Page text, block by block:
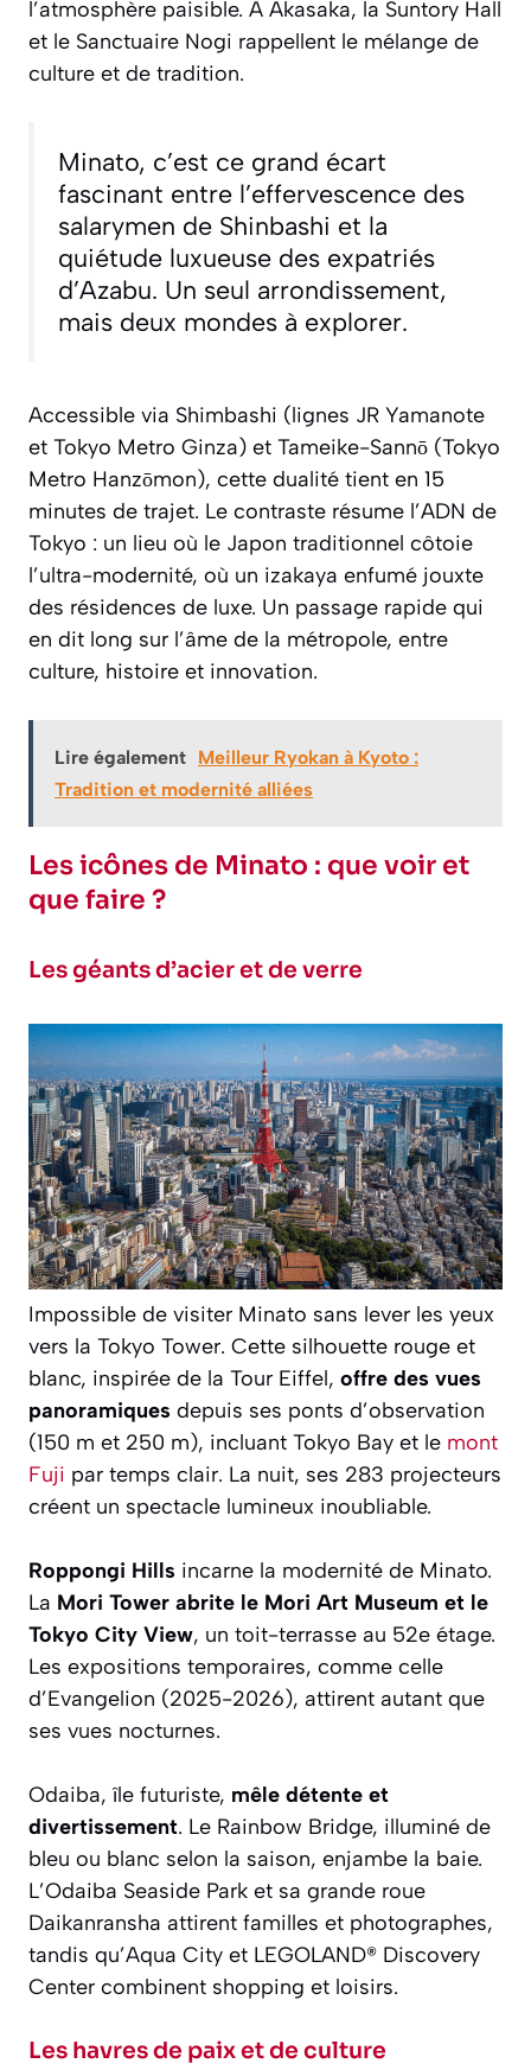
l’atmosphère paisible. À Akasaka, la Suntory Hall
et le Sanctuaire Nogi rappellent le mélange de
culture et de tradition.
Minato, c’est ce grand écart
fascinant entre l’effervescence des
salarymen de Shinbashi et la
quiétude luxueuse des expatriés
d’Azabu. Un seul arrondissement,
mais deux mondes à explorer.
Accessible via Shimbashi (lignes JR Yamanote
et Tokyo Metro Ginza) et Tameike-Sannō (Tokyo
Metro Hanzōmon), cette dualité tient en 15
minutes de trajet. Le contraste résume l’ADN de
Tokyo : un lieu où le Japon traditionnel côtoie
l’ultra-modernité, où un izakaya enfumé jouxte
des résidences de luxe. Un passage rapide qui
en dit long sur l’âme de la métropole, entre
culture, histoire et innovation.
Lire également Meilleur Ryokan à Kyoto :
Tradition et modernité alliées
Les icônes de Minato : que voir et
que faire ?
Les géants d’acier et de verre
Impossible de visiter Minato sans lever les yeux
vers la Tokyo Tower. Cette silhouette rouge et
blanc, inspirée de la Tour Eiffel, offre des vues
panoramiques depuis ses ponts d’observation
(150 m et 250 m), incluant Tokyo Bay et le mont
Fuji par temps clair. La nuit, ses 283 projecteurs
créent un spectacle lumineux inoubliable.
Roppongi Hills incarne la modernité de Minato.
La Mori Tower abrite le Mori Art Museum et le
Tokyo City View, un toit-terrasse au 52e étage.
Les expositions temporaires, comme celle
d’Evangelion (2025-2026), attirent autant que
ses vues nocturnes.
Odaiba, île futuriste, mêle détente et
divertissement. Le Rainbow Bridge, illuminé de
bleu ou blanc selon la saison, enjambe la baie.
L’Odaiba Seaside Park et sa grande roue
Daikanransha attirent familles et photographes,
tandis qu’Aqua City et LEGOLAND® Discovery
Center combinent shopping et loisirs.
Les havres de paix et de culture